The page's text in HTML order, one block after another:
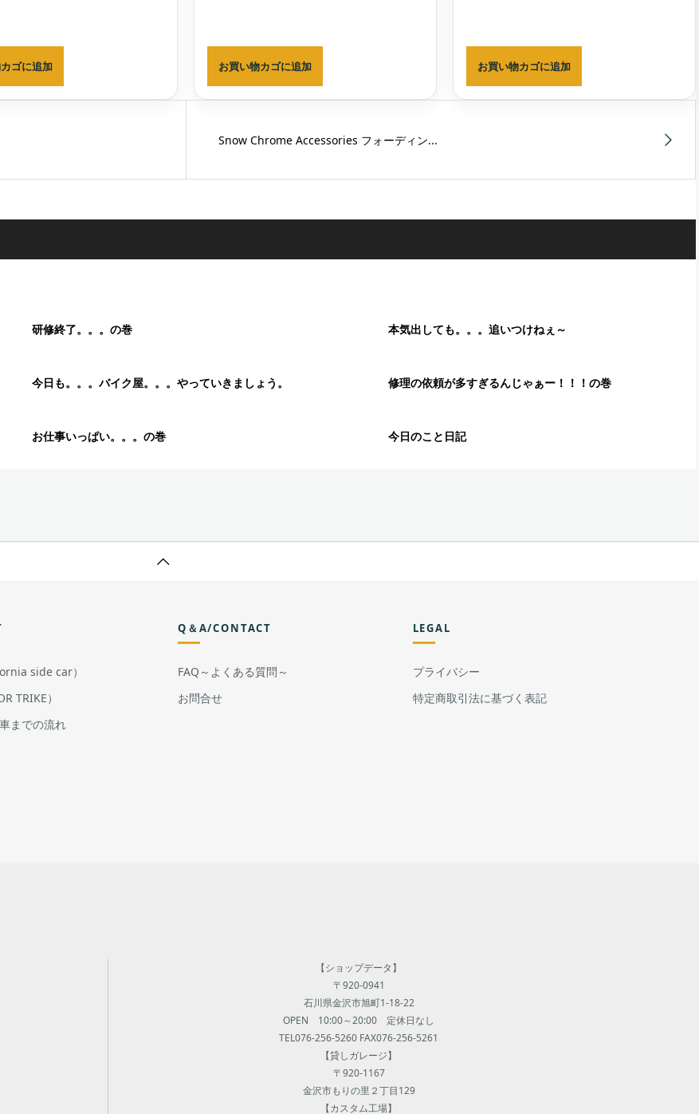
ゴに追加 お買い物カゴに追加 お買い物カゴに追加
Snow Chrome Accessories フォーディン...
研修終了。。。の巻 本気出しても。。。追いつけねぇ～
今日も。。。バイク屋。。。やっていきましょう。 修理の依頼が多すぎるんじゃぁー！！！の巻
お仕事いっぱい。。。の巻 今日のこと日記
side car）
TRIKE）
までの流れ
Q＆A/CONTACT
FAQ～よくある質問～
お問合せ
LEGAL
プライバシー
特定商取引法に基づく表記
【ショップデータ】
〒920-0941
石川県金沢市旭町1-18-22
OPEN 10:00～20:00 定休日なし
TEL076-256-5260 FAX076-256-5261
【貸しガレージ】
〒920-1167
金沢市もりの里２丁目129
【カスタム工場】